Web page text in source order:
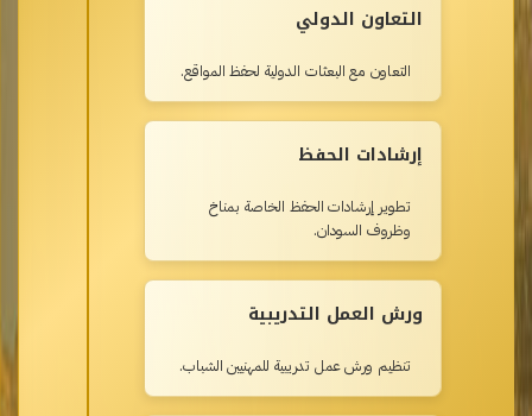
التعاون الدولي
التعاون مع البعثات الدولية لحفظ المواقع.
إرشادات الحفظ
تطوير إرشادات الحفظ الخاصة بمناخ
وظروف السودان.
ورش العمل التدريبية
تنظيم ورش عمل تدريبية للمهنيين الشباب.